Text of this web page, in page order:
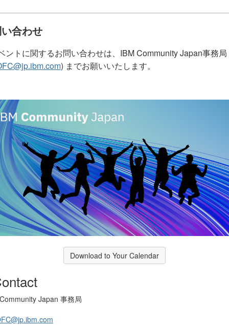
合わせ
ントに関するお問い合わせは、IBM Community Japan事務局
) までお願いいたします。
Download to Your Calendar
Japan 事務局